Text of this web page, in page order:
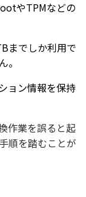
やTPMなどの
までしか利用で
。
ョン情報を保持
作業を誤ると起
順を踏むことが